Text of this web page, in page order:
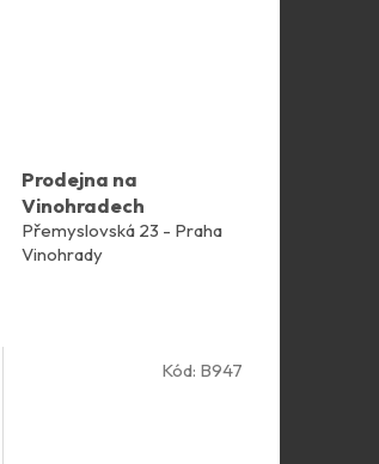
Prodejna na
Vinohradech
Přemyslovská 23 - Praha
Vinohrady
Kód: B947